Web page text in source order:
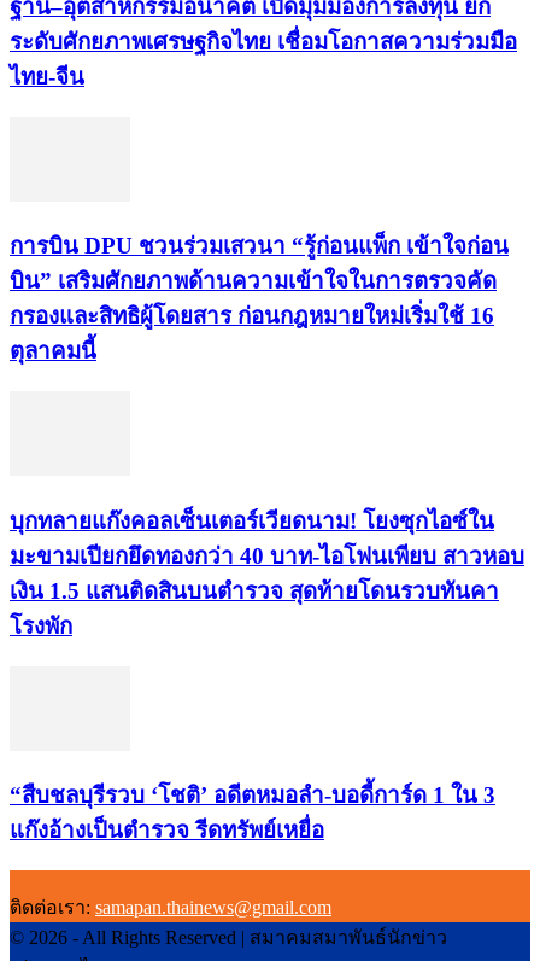
ฐาน–อุตสาหกรรมอนาคต เปิดมุมมองการลงทุน ยก
ระดับศักยภาพเศรษฐกิจไทย เชื่อมโอกาสความร่วมมือ
ไทย-จีน
การบิน DPU ชวนร่วมเสวนา “รู้ก่อนแพ็ก เข้าใจก่อน
บิน” เสริมศักยภาพด้านความเข้าใจในการตรวจคัด
กรองและสิทธิผู้โดยสาร ก่อนกฎหมายใหม่เริ่มใช้ 16
ตุลาคมนี้
บุกทลายแก๊งคอลเซ็นเตอร์เวียดนาม! โยงซุกไอซ์ใน
มะขามเปียกยึดทองกว่า 40 บาท-ไอโฟนเพียบ สาวหอบ
เงิน 1.5 แสนติดสินบนตำรวจ สุดท้ายโดนรวบทันคา
โรงพัก
“สืบชลบุรีรวบ ‘โชติ’ อดีตหมอลำ-บอดี้การ์ด 1 ใน 3
แก๊งอ้างเป็นตำรวจ รีดทรัพย์เหยื่อ
ติดต่อเรา: samapan.thainews@gmail.com
© 2026 - All Rights Reserved | สมาคมสมาพันธ์นักข่าว